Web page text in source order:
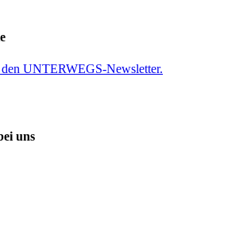
UNTERWEGS-Newsletter.
uns